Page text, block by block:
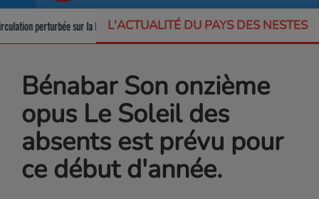
L'ACTUALITÉ DU PAYS DES NESTES
perturbée sur la RD123 Un appel à projets pour protéger la
Bénabar Son onzième
opus Le Soleil des
absents est prévu pour
ce début d'année.